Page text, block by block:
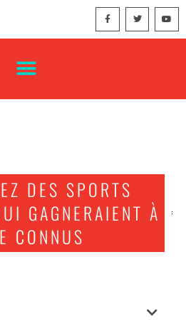
DES SPORTS
GAGNERAIENT À
CONNUS